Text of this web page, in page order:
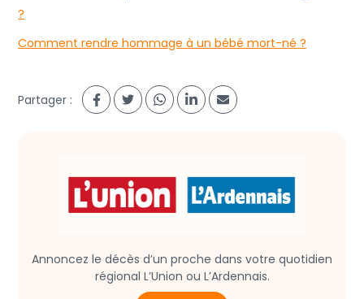
?
Comment rendre hommage à un bébé mort-né ?
Partager :
Annoncez le décès d’un proche dans votre quotidien
régional L’Union ou L’Ardennais.